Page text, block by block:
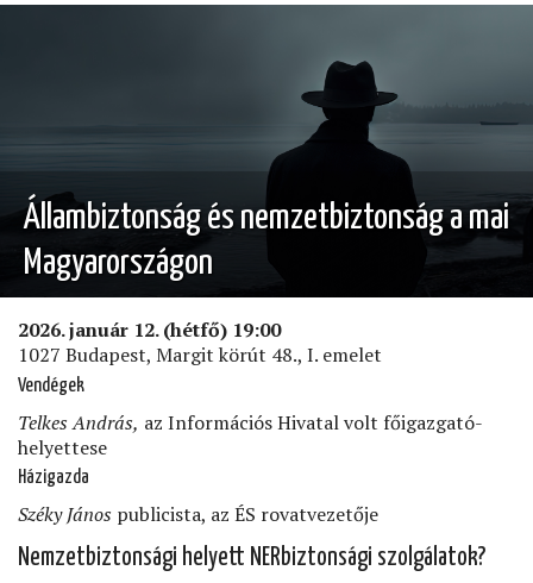
(A
Állambiztonság és nemzetbiztonság a mai
Magyarországon
2026. január 12. (hétfő) 19:00
1027 Budapest, Margit körút 48., I. emelet
Vendégek
Telkes András, az Információs Hivatal volt főigazgató-
helyettese
Házigazda
Széky János publicista, az ÉS rovatvezetője
Nemzetbiztonsági helyett NERbiztonsági szolgálatok?